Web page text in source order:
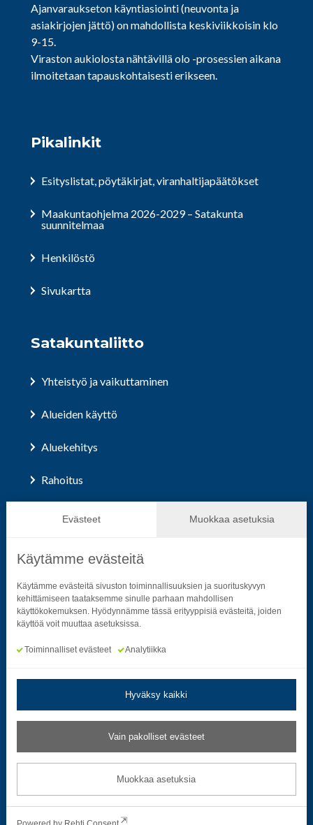
Evästeet Muokkaa asetuksia
Käytämme evästeitä
Käytämme evästeitä sivuston toiminnallisuuksien ja suorituskyvyn
kehittämiseen taataksemme sinulle parhaan mahdollisen
käyttökokemuksen. Hyödynnämme tässä erityyppisiä evästeitä, joiden
käyttöä voit muuttaa asetuksissa.
Toiminnalliset evästeet Analytiikka
Hyväksy kaikki
Vain pakolliset evästeet
Muokkaa asetuksia
Ajanvaraukseton käyntiasiointi (neuvonta ja
asiakirjojen jättö) on mahdollista keskiviikkoisin klo
9-15.
Viraston aukiolosta nähtävillä olo -prosessien aikana
ilmoitetaan tapauskohtaisesti erikseen.
Pikalinkit
Esityslistat, pöytäkirjat, viranhaltijapäätökset
Maakuntaohjelma 2026-2029 – Satakunta
suunnitelmaa
Henkilöstö
Sivukartta
Satakuntaliitto
Yhteistyö ja vaikuttaminen
Alueiden käyttö
Aluekehitys
Rahoitus
Hallinto ja päätöksenteko
Seuraa sosiaalisessa mediassa
Neliön mallinen ikoni, joka kuvastaa f-kirjainta.
Neliön mallinen ikoni, joka kuvastaa f-kirjainta.
Neliön mallinen ikoni, joka kuvastaa
Neliön mallinen ikoni, jonka
Neliön mallinen ikoni,
Neliön mallinen
Tietosuoja- ja rekisteriselosteet|
Saavutettavuusseloste